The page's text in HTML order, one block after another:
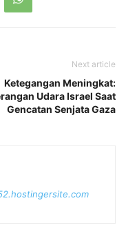
Next article
Ketegangan Meningkat:
Udara Israel Saat
Gencatan Senjata Gaza